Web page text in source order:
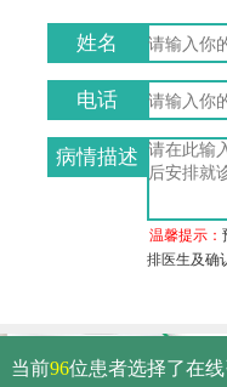
姓名
电话
病情描述
温馨提示：
排医生及确
当前96位患者选择了在线